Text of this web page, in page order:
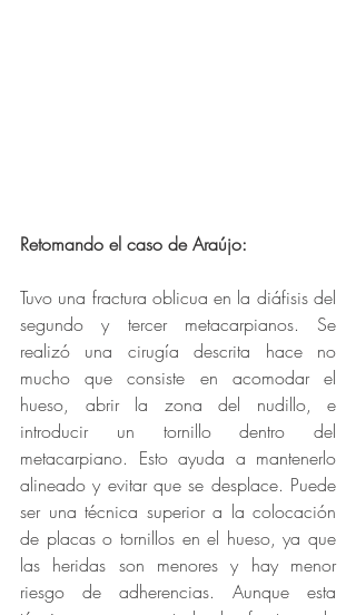
Retomando el caso de Araújo:
Tuvo una fractura oblicua en la diáfisis del
segundo y tercer metacarpianos. Se
realizó una cirugía descrita hace no
mucho que consiste en acomodar el
hueso, abrir la zona del nudillo, e
introducir un tornillo dentro del
metacarpiano. Esto ayuda a mantenerlo
alineado y evitar que se desplace. Puede
ser una técnica superior a la colocación
de placas o tornillos en el hueso, ya que
las heridas son menores y hay menor
riesgo de adherencias. Aunque esta